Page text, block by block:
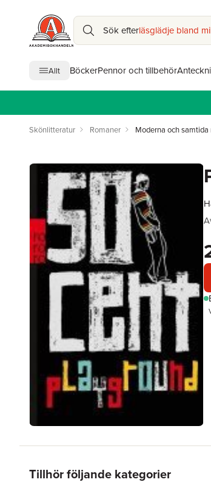
Sök efterläsglädje bland
Allt BöckerPennor och tillbehör
Skönlitteratur Romaner Moderna och samtida
Tillhör följande kategorier